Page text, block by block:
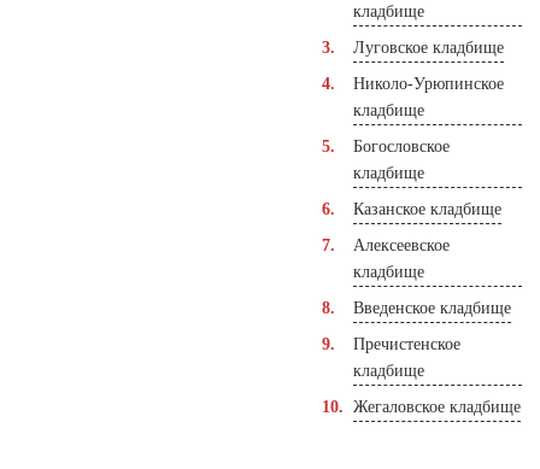
кладбище
Луговское кладбище
Николо-Урюпинское
кладбище
Богословское
кладбище
Казанское кладбище
Алексеевское
кладбище
Введенское кладбище
Пречистенское
кладбище
Жегаловское кладбище